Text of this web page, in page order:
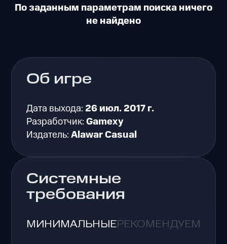
По заданным параметрам поиска ничего
не найдено
Об игре
Дата выхода: 26 июл. 2017 г.
Разработчик:Gamexy
Издатель:Alawar Casual
Системные
требования
МИНИМАЛЬНЫЕРЕКОМЕНДУЕМЫЕ